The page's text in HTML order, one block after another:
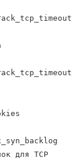
для TCP